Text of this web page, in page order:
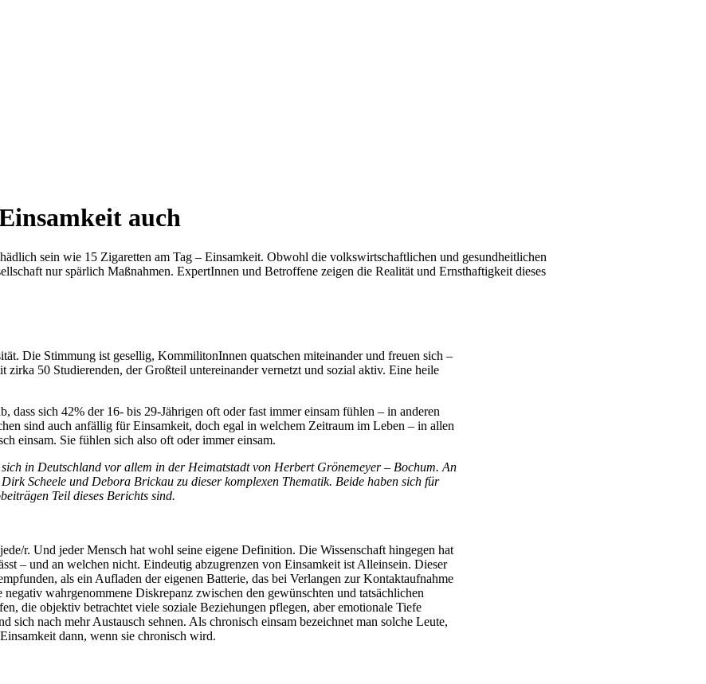
auch
sein wie 15 Zigaretten am Tag – Einsamkeit. Obwohl die volkswirtschaftlichen und gesundheitlichen
nur spärlich Maßnahmen. ExpertInnen und Betroffene zeigen die Realität und Ernsthaftigkeit dieses
Die Stimmung ist gesellig, KommilitonInnen quatschen miteinander und freuen sich –
50 Studierenden, der Großteil untereinander vernetzt und sozial aktiv. Eine heile
sich 42% der 16- bis 29-Jährigen oft oder fast immer einsam fühlen – in anderen
sind auch anfällig für Einsamkeit, doch egal in welchem Zeitraum im Leben – in allen
einsam. Sie fühlen sich also oft oder immer einsam.
in Deutschland vor allem in der Heimatstadt von Herbert Grönemeyer – Bochum. An
Scheele und Debora Brickau zu dieser komplexen Thematik. Beide haben sich für
Teil dieses Berichts sind.
r. Und jeder Mensch hat wohl seine eigene Definition. Die Wissenschaft hingegen hat
– und an welchen nicht. Eindeutig abzugrenzen von Einsamkeit ist Alleinsein. Dieser
als ein Aufladen der eigenen Batterie, das bei Verlangen zur Kontaktaufnahme
wahrgenommene Diskrepanz zwischen den gewünschten und tatsächlichen
die objektiv betrachtet viele soziale Beziehungen pflegen, aber emotionale Tiefe
sich nach mehr Austausch sehnen. Als chronisch einsam bezeichnet man solche Leute,
dann, wenn sie chronisch wird.